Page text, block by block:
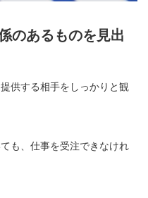
のあるものを見出
供する相手をしっかりと観
も、仕事を受注できなけれ